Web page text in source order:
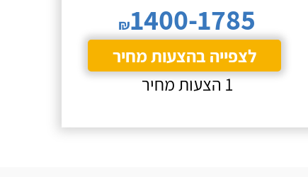
₪1400-1785
לצפייה בהצעות מחיר
1 הצעות מחיר